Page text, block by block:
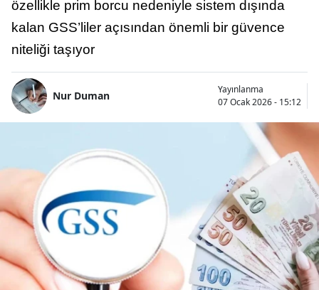
özellikle prim borcu nedeniyle sistem dışında
kalan GSS’liler açısından önemli bir güvence
niteliği taşıyor
Nur Duman
Yayınlanma
07 Ocak 2026 - 15:12